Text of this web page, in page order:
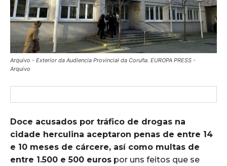
Arquivo - Exterior da Audiencia Provincial da Coruña. EUROPA PRESS -
Arquivo
Doce acusados por tráfico de drogas na
cidade herculina aceptaron penas de entre 14
e 10 meses de cárcere, así como multas de
entre 1.500 e 500 euros por uns feitos que se